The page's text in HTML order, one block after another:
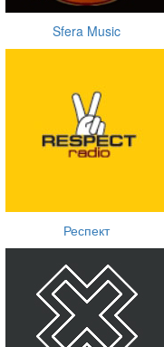
Sfera Music
Респект